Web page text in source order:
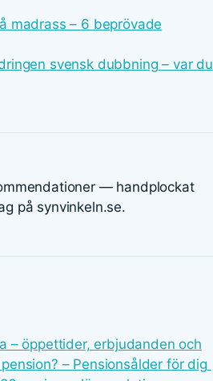
madrass – 6 beprövade
svensk dubbning – var du
— handplockat
på synvinkeln.se.
– öppettider, erbjudanden och
– Pensionsålder för dig